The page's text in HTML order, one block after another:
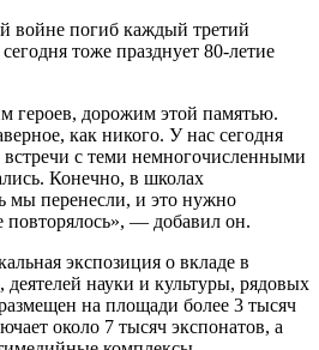
войне погиб каждый третий
тоже празднует 80-летие
героев, дорожим этой памятью.
как никого. У нас сегодня
с теми немногочисленными
Конечно, в школах
мы перенесли, и это нужно
повторялось», — добавил он.
экспозиция о вкладе в
науки и культуры, рядовых
на площади более 3 тысяч
около 7 тысяч экспонатов, а